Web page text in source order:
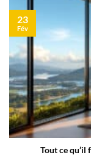
Tout ce qu’il
23
Fév